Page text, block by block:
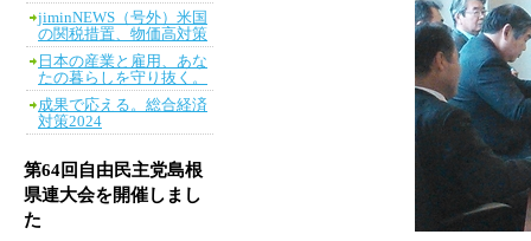
jiminNEWS（号外）米国
の関税措置、物価高対策
日本の産業と雇用、あな
たの暮らしを守り抜く。
成果で応える。総合経済
対策2024
第64回自由民主党島根
県連大会を開催しまし
た